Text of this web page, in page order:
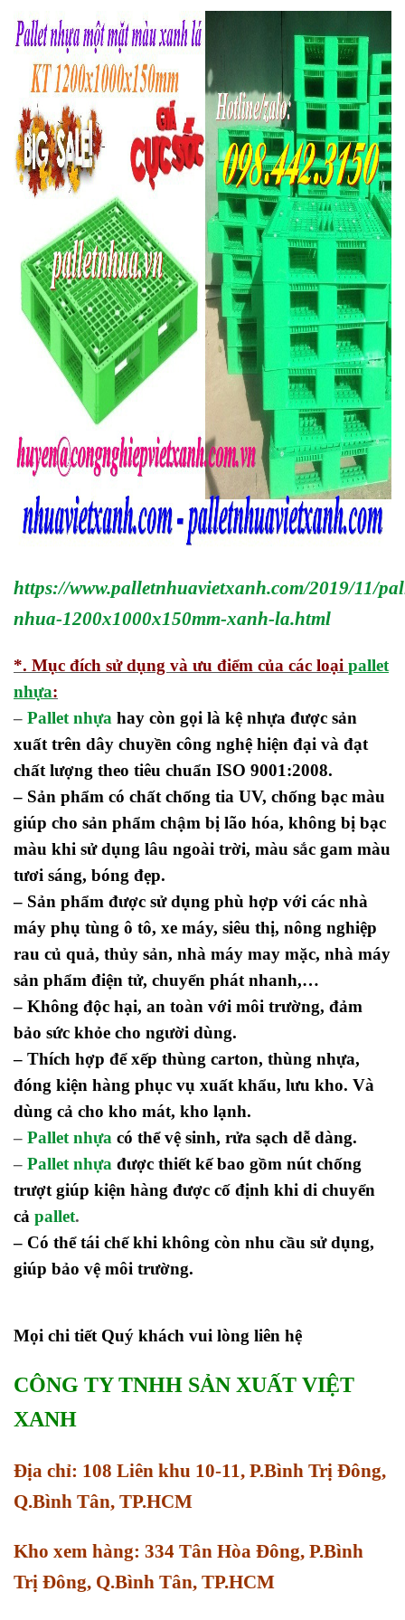
https://www.palletnhuavietxanh.com/2019/11/
nhua-1200x1000x150mm-xanh-la.html
*. Mục đích sử dụng và ưu điểm của các loại pallet
nhựa:
– Pallet nhựa hay còn gọi là kệ nhựa được sản
xuất trên dây chuyền công nghệ hiện đại và đạt
chất lượng theo tiêu chuẩn ISO 9001:2008.
– Sản phẩm có chất chống tia UV, chống bạc màu
giúp cho sản phẩm chậm bị lão hóa, không bị bạc
màu khi sử dụng lâu ngoài trời, màu sắc gam màu
tươi sáng, bóng đẹp.
– Sản phẩm được sử dụng phù hợp với các nhà
máy phụ tùng ô tô, xe máy, siêu thị, nông nghiệp
rau củ quả, thủy sản, nhà máy may mặc, nhà máy
sản phẩm điện tử, chuyển phát nhanh,…
– Không độc hại, an toàn với môi trường, đảm
bảo sức khỏe cho người dùng.
– Thích hợp để xếp thùng carton, thùng nhựa,
đóng kiện hàng phục vụ xuất khẩu, lưu kho. Và
dùng cả cho kho mát, kho lạnh.
– Pallet nhựa có thể vệ sinh, rửa sạch dễ dàng.
– Pallet nhựa được thiết kế bao gồm nút chống
trượt giúp kiện hàng được cố định khi di chuyển
cả pallet.
– Có thể tái chế khi không còn nhu cầu sử dụng,
giúp bảo vệ môi trường.
Mọi chi tiết Quý khách vui lòng liên hệ
CÔNG TY TNHH SẢN XUẤT VIỆT
XANH
Địa chỉ: 108 Liên khu 10-11, P.Bình Trị Đông,
Q.Bình Tân, TP.HCM
Kho xem hàng: 334 Tân Hòa Đông, P.Bình
Trị Đông, Q.Bình Tân, TP.HCM